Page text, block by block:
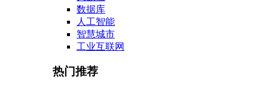
数据库
人工智能
智慧城市
工业互联网
热门推荐